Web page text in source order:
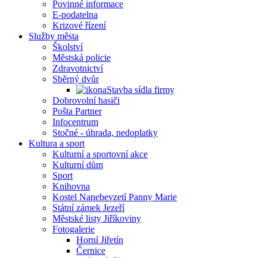
Povinné informace
E-podatelna
Krizové řízení
Služby města
Školství
Městská policie
Zdravotnictví
Sběrný dvůr
Stavba sídla firmy
Dobrovolní hasiči
Pošta Partner
Infocentrum
Stočné - úhrada, nedoplatky
Kultura a sport
Kulturní a sportovní akce
Kulturní dům
Sport
Knihovna
Kostel Nanebevzetí Panny Marie
Státní zámek Jezeří
Městské listy Jiříkoviny
Fotogalerie
Horní Jiřetín
Černice